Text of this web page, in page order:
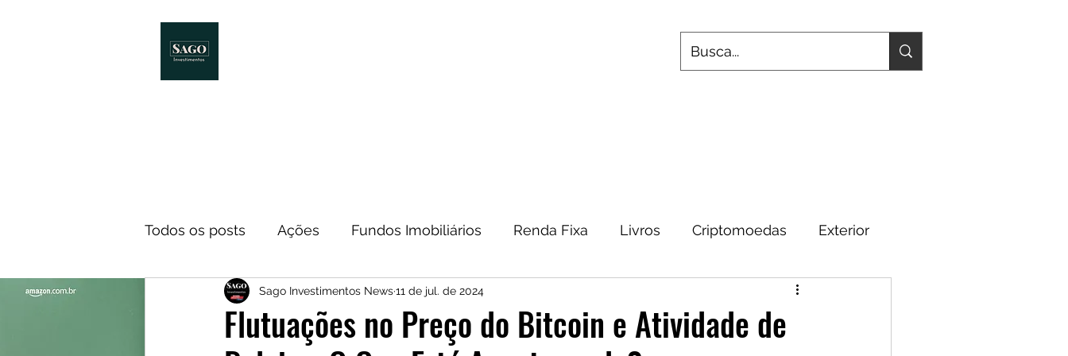
Todos os posts Ações Fundos Imobiliários Renda Fixa Livros Criptomoedas Exterior
Notícias ETF Economia Metais Preciosos Fundamentos
Flutuações no Preço do Bitcoin e Atividade de
Sago Investimentos News11 de jul. de 2024